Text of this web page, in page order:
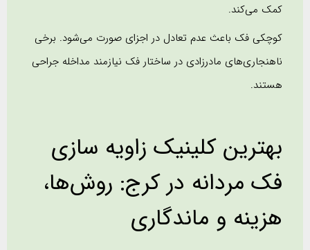
کمک می‌کند.
کوچکی فک باعث عدم تعادل در اجزای صورت می‌شود. برخی
ناهنجاری‌های مادرزادی در ساختار فک نیازمند مداخله جراحی
هستند.
بهترین کلینیک زاویه سازی
فک مردانه در کرج: روش‌ها،
هزینه و ماندگاری